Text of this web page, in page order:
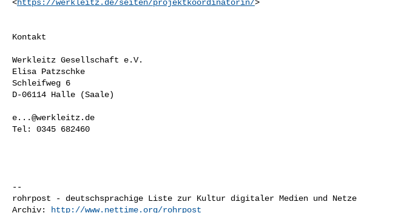
<https://werkleitz.de/seiten/projektkoordinatorin/>
Kontakt
Werkleitz Gesellschaft e.V.
Elisa Patzschke
Schleifweg 6
D-06114 Halle (Saale)
e...@werkleitz.de
Tel: 0345 682460
--
rohrpost - deutschsprachige Liste zur Kultur digitaler Medien und Netze
Archiv:
http://www.nettime.org/rohrpost